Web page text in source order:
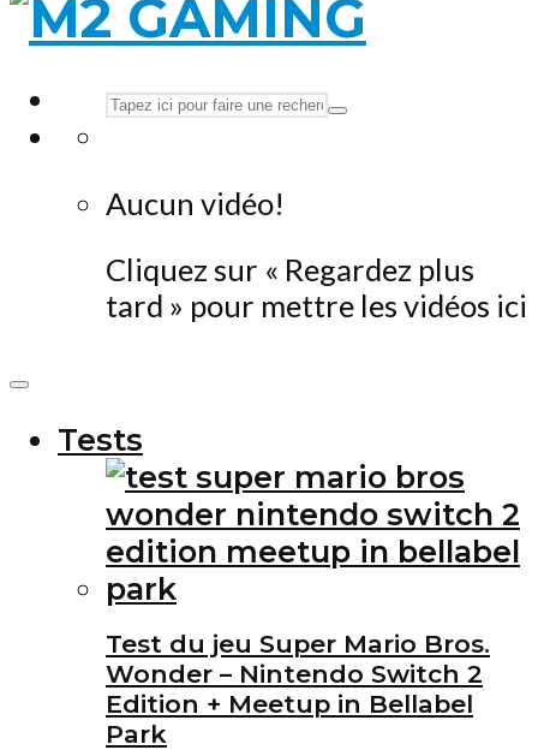
Aucun vidéo!
Cliquez sur « Regardez plus
tard » pour mettre les vidéos ici
Tests
Test du jeu Super Mario Bros.
Wonder – Nintendo Switch 2
Edition + Meetup in Bellabel
Park